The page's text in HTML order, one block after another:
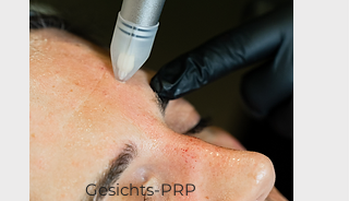
Gesichts-PRP